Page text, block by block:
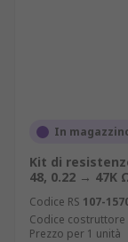
In
Kit di
48, 0.22 → 47K
Codice RS 107-
Codice costruttore
Prezzo per 1 unità